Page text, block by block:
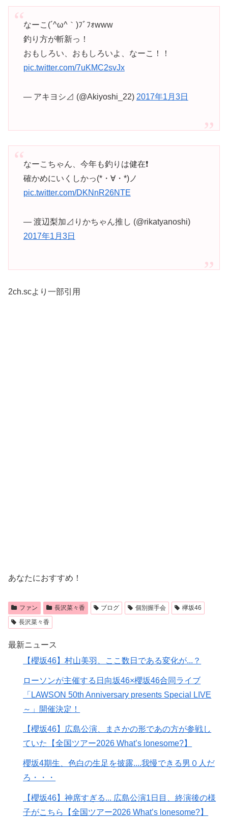
なーこ(´^ω^｀)ﾌﾞﾌｫwww
釣り方が斬新っ！
おもしろい、おもしろいよ、なーこ！！
pic.twitter.com/7uKMC2svJx
— アキヨシ⊿ (@Akiyoshi_22) 2017年1月3日
なーこちゃん、今年も釣りは健在❗
確かめにいくしかっ(*・∀・*)ノ
pic.twitter.com/DKNnR26NTE
— 渡辺梨加⊿りかちゃん推し (@rikatyanoshi)
2017年1月3日
2ch.scより一部引用
あなたにおすすめ！
ファン 長沢菜々香 ブログ 個別握手会
欅坂46
長沢菜々香
最新ニュース
【櫻坂46】村山美羽、ここ数日である変化が...？
ローソンが主催する日向坂46×櫻坂46合同ライブ
「LAWSON 50th Anniversary presents Special LIVE
～」開催決定！
【櫻坂46】広島公演、まさかの形であの方が参戦し
ていた【全国ツアー2026 What’s lonesome?】
櫻坂4期生、色白の生足を披露....我慢できる男０人だ
ろ・・・
【櫻坂46】神席すぎる... 広島公演1日目、終演後の様
子がこちら【全国ツアー2026 What’s lonesome?】